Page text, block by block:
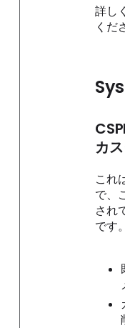
詳し
くだ
カ
これ
で、
され
です。